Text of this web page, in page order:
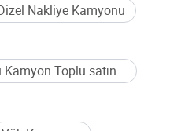
Nakliye Kamyonu
So\u011Futmal\u0131 Kutu Kamyon Toplu satın alma